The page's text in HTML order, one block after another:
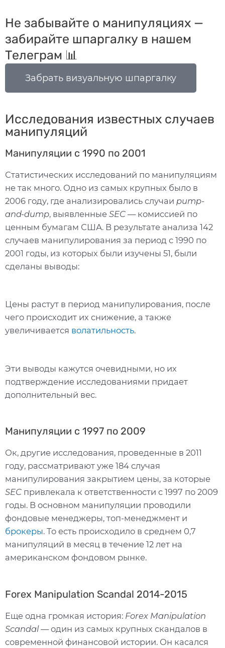
Не забывайте о манипуляциях —
забирайте шпаргалку в нашем
Телеграм 📊
Забрать визуальную шпаргалку
Исследования известных случаев
манипуляций
Манипуляции с 1990 по 2001
Статистических исследований по манипуляциям
не так много. Одно из самых крупных было в
2006 году, где анализировались случаи pump-
and-dump, выявленные SEC —комиссией по
ценным бумагам США. В результате анализа 142
случаев манипулирования за период с 1990 по
2001 годы, из которых были изучены 51, были
сделаны выводы:
Цены растут в период манипулирования, после
чего происходит их снижение, а также
увеличивается волатильность.
Эти выводы кажутся очевидными, но их
подтверждение исследованиями придает
дополнительный вес.
Манипуляции с 1997 по 2009
Ок, другие исследования, проведенные в 2011
году, рассматривают уже 184 случая
манипулирования закрытием цены, за которые
SEC привлекала к ответственности с 1997 по 2009
годы. В основном манипуляции проводили
фондовые менеджеры, топ-менеджмент и
брокеры. То есть происходило в среднем 0,7
манипуляций в месяц в течение 12 лет на
американском фондовом рынке.
Forex Manipulation Scandal 2014-2015
Еще одна громкая история: Forex Manipulation
Scandal —один из самых крупных скандалов в
современной финансовой истории. Он касался